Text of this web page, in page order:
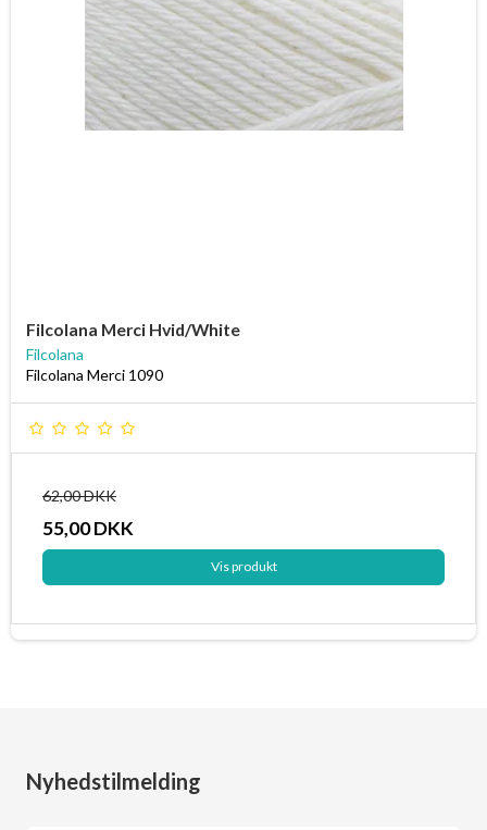
Filcolana Merci Hvid/White
Filcolana
Filcolana Merci 1090
62,00 DKK
55,00 DKK
Vis produkt
Nyhedstilmelding